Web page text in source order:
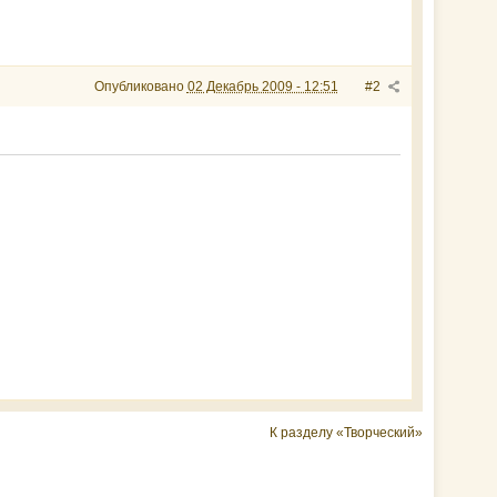
#2
Опубликовано 02 Декабрь 2009 - 12:51
К разделу «Творческий»